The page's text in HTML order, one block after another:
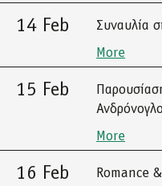
14 Feb
Συναυλία
More
15 Feb
More
16 Feb
Romance